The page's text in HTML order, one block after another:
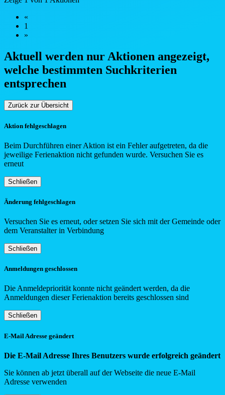
«
1
»
Aktuell werden nur Aktionen angezeigt,
welche bestimmten Suchkriterien
entsprechen
Zurück zur Übersicht
Aktion fehlgeschlagen
Beim Durchführen einer Aktion ist ein Fehler aufgetreten, da die
jeweilige Ferienaktion nicht gefunden wurde. Versuchen Sie es
erneut
Schließen
Änderung fehlgeschlagen
Versuchen Sie es erneut, oder setzen Sie sich mit der Gemeinde oder
dem Veranstalter in Verbindung
Schließen
Anmeldungen geschlossen
Die Anmeldepriorität konnte nicht geändert werden, da die
Anmeldungen dieser Ferienaktion bereits geschlossen sind
Schließen
E-Mail Adresse geändert
Die E-Mail Adresse Ihres Benutzers wurde erfolgreich geändert
Sie können ab jetzt überall auf der Webseite die neue E-Mail
Adresse verwenden